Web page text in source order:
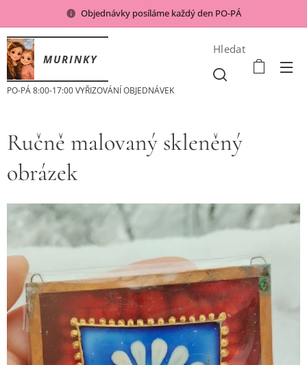
Objednávky posíláme každý den PO-PÁ
MURINKY
PO-PÁ 8:00-17:00 VYŘIZOVÁNÍ OBJEDNÁVEK
Hledat
Ručně malovaný skleněný
obrázek